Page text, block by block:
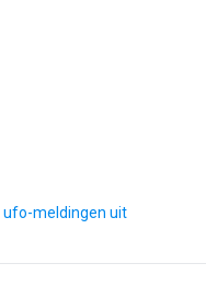
ufo-meldingen uit